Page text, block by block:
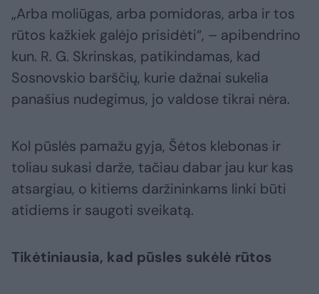
„Arba moliūgas, arba pomidoras, arba ir tos
rūtos kažkiek galėjo prisidėti“, – apibendrino
kun. R. G. Skrinskas, patikindamas, kad
Sosnovskio barščių, kurie dažnai sukelia
panašius nudegimus, jo valdose tikrai nėra.
Kol pūslės pamažu gyja, Šėtos klebonas ir
toliau sukasi darže, tačiau dabar jau kur kas
atsargiau, o kitiems daržininkams linki būti
atidiems ir saugoti sveikatą.
Tikėtiniausia, kad pūsles sukėlė rūtos